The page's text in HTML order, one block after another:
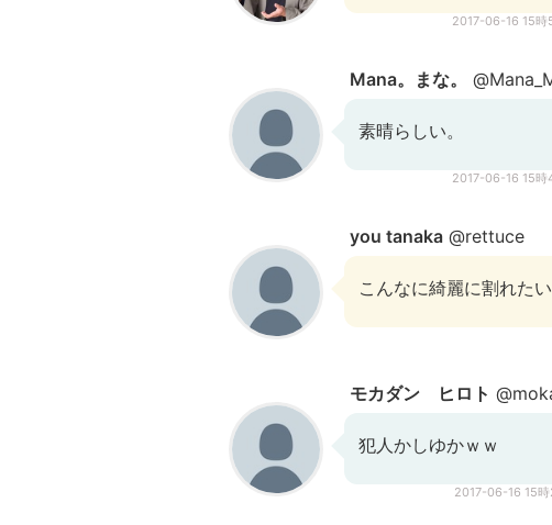
2017-06-16 15時
Mana。まな。
素晴らしい。
2017-06-16 15時
you tanaka @rettuce
こんなに綺麗に割れた
モカダン ヒロト
犯人かしゆかｗｗ
2017-06-16 15時